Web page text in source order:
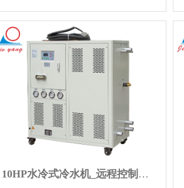
品业等行业，点击查看40匹60P风冷式冷
水机图片和更多详情信息。…
10HP水冷式冷水机_远程控制水冷式工业冷水机厂家